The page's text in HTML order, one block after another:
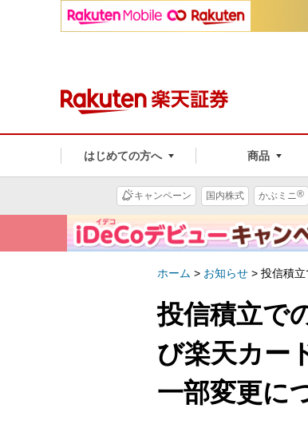
はじめての方へ 商品
キャンペーン 国内株式 かぶミニ®
ホーム > お知らせ > 投信積
投信積立で
び楽天カー
一部変更に